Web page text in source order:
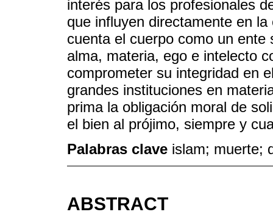
interés para los profesionales
que influyen directamente en
cuenta el cuerpo como un
alma, materia, ego e intelecto
comprometer su integridad en
grandes instituciones en
prima la obligación moral de
el bien al prójimo, siempre y
Palabras clave islam; muerte;
ABSTRACT